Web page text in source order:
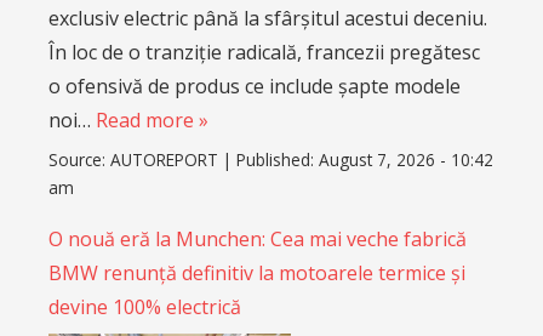
exclusiv electric până la sfârșitul acestui deceniu.
În loc de o tranziție radicală, francezii pregătesc
o ofensivă de produs ce include șapte modele
noi… Read more »
Source: AUTOREPORT | Published: August 7, 2026 - 10:42
am
O nouă eră la Munchen: Cea mai veche fabrică
BMW renunță definitiv la motoarele termice și
devine 100% electrică